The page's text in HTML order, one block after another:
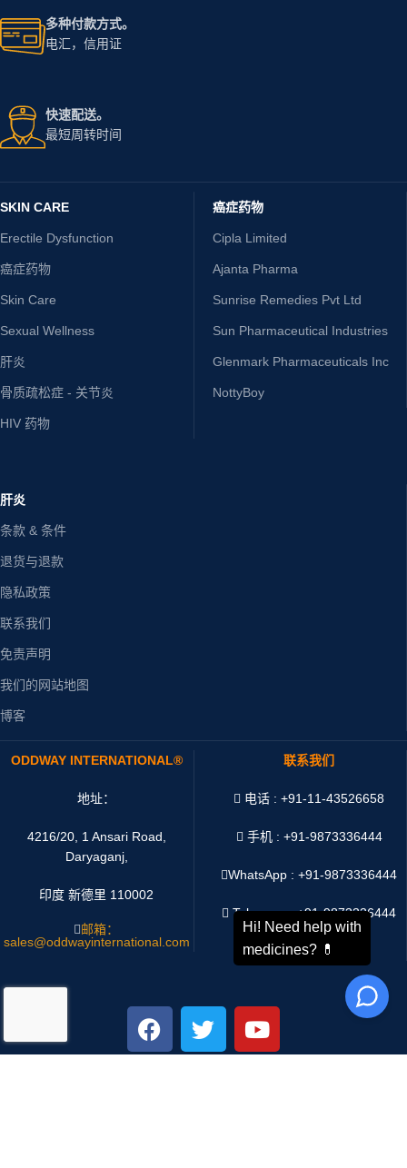
多种付款方式。
电汇，信用证
快速配送。
最短周转时间
SKIN CARE
Erectile Dysfunction
癌症药物
Skin Care
Sexual Wellness
肝炎
骨质疏松症 - 关节炎
HIV 药物
癌症药物
Cipla Limited
Ajanta Pharma
Sunrise Remedies Pvt Ltd
Sun Pharmaceutical Industries
Glenmark Pharmaceuticals Inc
NottyBoy
肝炎
条款 & 条件
退货与退款
隐私政策
联系我们
免责声明
我们的网站地图
博客
ODDWAY INTERNATIONAL®
地址：
4216/20, 1 Ansari Road,
Daryaganj,
印度 新德里 110002
邮箱：
sales@oddwayinternational.com
联系我们
电话 : +91-11-43526658
手机 : +91-9873336444
WhatsApp :+91-9873336444
Telegram : +91-9873336444
微信 : Oddway2010